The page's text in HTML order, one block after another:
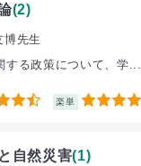
(2)
博先生
する政策について、学...
楽単 4.5
自然災害(1)